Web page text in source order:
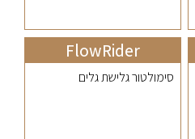
FlowRider
סימולטור גלישת גלים